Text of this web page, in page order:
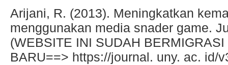
Arijani, R. (2013). Meningkatkan
menggunakan media snader game.
(WEBSITE INI SUDAH
BARU==> https://journal. uny. ac. id/